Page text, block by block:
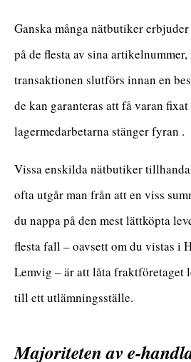
Ganska många nätbutiker
på de flesta av sina
transaktionen slutförs innan en
de kan garanteras att få varan
lagermedarbetarna stänger fyran .
Vissa enskilda nätbutiker
ofta utgår man från att en viss
du nappa på den mest lättköpta
flesta fall – oavsett om du vistas i
Lemvig – är att låta fraktföretaget
till ett utlämningsställe.
Majoriteten av e-